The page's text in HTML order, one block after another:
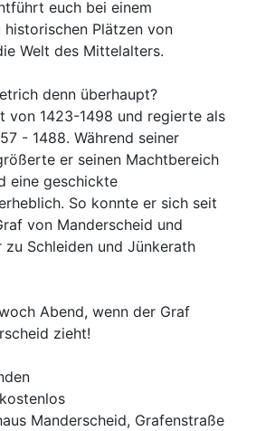
euch bei einem
Plätzen von
Welt des Mittelalters.
denn überhaupt?
von 1423-1498 und regierte als
- 1488. Während seiner
er seinen Machtbereich
eine geschickte
So konnte er sich seit
von Manderscheid und
zu Schleiden und Jünkerath
Abend, wenn der Graf
zieht!
Manderscheid, Grafenstraße